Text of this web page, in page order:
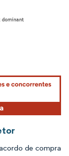
conforme CC BY 4.0.
de compra